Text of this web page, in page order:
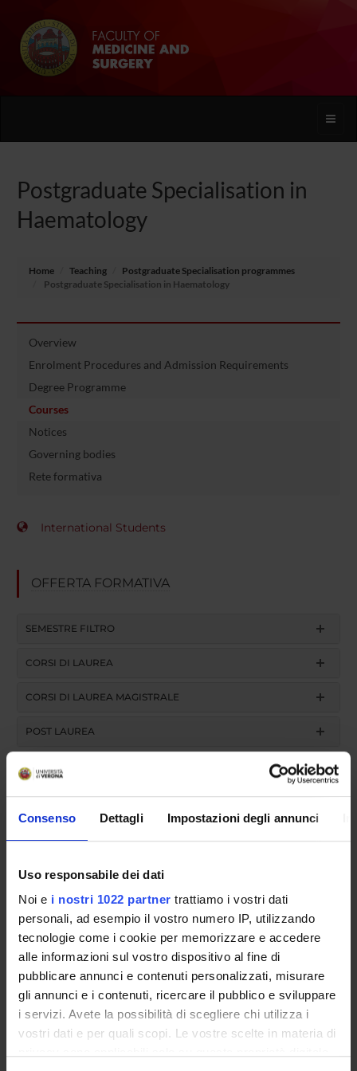
Consenso Dettagli Impostazioni degli annunci
Uso responsabile dei dati
Noi e i nostri 1022 partner trattiamo i vostri dati
personali, ad esempio il vostro numero IP, utilizzando
tecnologie come i cookie per memorizzare e accedere
alle informazioni sul vostro dispositivo al fine di
pubblicare annunci e contenuti personalizzati, misurare
gli annunci e i contenuti, ricercare il pubblico e sviluppare
i servizi. Avete la possibilità di scegliere chi utilizza i
vostri dati e per quali scopi. Le vostre scelte in materia di
Toggle
Postgraduate Specialisation in
Haematology
Home Teaching
Postgraduate Specialisation programmes
Postgraduate Specialisation in Haematology
Overview
Enrolment Procedures and Admission Requirements
Degree Programme
Courses
Notices
Governing bodies
Rete formativa
International Students
OFFERTA FORMATIVA
SEMESTRE FILTRO
CORSI DI LAUREA
CORSI DI LAUREA MAGISTRALE
POST LAUREA
Academic year
Course name